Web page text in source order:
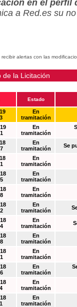
en el perfil
a Red.es su
recibir alertas con las
de la Licitación
Estado
En
tramitación
En
tramitación
En
tramitación
Se
En
tramitación
En
tramitación
En
tramitación
En
tramitación
En
tramitación
En
tramitación
En
tramitación
En
tramitación
En
tramitación
En
tramitación